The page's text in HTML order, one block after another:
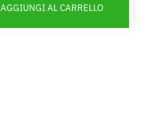
AGGIUNGI AL CARRELLO